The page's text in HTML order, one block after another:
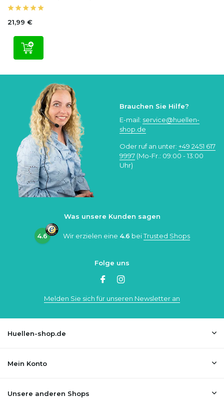
21,99 €
Brauchen Sie Hilfe?
E-mail: service@huellen-
shop.de
Oder ruf an unter: +49 2451 617
9997 (Mo-Fr.: 09:00 - 13:00
Uhr)
Was unsere Kunden sagen
4.6 Wir erzielen eine 4.6 beiTrusted Shops
Folge uns
Melden Sie sich für unseren Newsletter an
Huellen-shop.de
Mein Konto
Unsere anderen Shops